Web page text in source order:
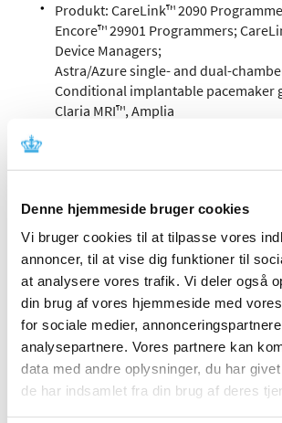
Denne hjemmeside bruger cookies
Vi bruger cookies til at tilpasse vores
annoncer, til at vise dig funktioner til
at analysere vores trafik. Vi deler også
din brug af vores hjemmeside med
for sociale medier,
analysepartnere. Vores partnere kan
data med andre oplysninger, du har
de har indsamlet fra din brug af deres
Produkt: CareLink™ 2090
Encore™ 29901 Programmers;
Device Managers;
Astra/Azure single- and dual-
Conditional implantable pacemaker
Claria MRI™, Amplia
MRI™, Compia MRI™ CRT-D
defibrillator with cardiac
and
Cardioverter-Defibrillator (ICD)
SureScan
Implantable Cardioverter
Transcatheter Leadless Pacemaker
Percepta™, Serena™,
Solara™ implantable cardiac
cardiac resynchronization therapy
SureScan
Technology; Primo MRI™ and Mirro
Implantable Cardioverter-Defibrillator
AF™ and